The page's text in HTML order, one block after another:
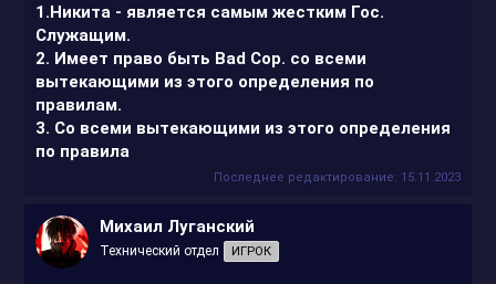
1.Никита - является самым жестким Гос.
Служащим.
2. Имеет право быть Bad Cop. со всеми
вытекающими из этого определения по
правилам.
3. Со всеми вытекающими из этого определения
по правила
Последнее редактирование: 15.11.2023
Михаил Луганский
Технический отдел ИГРОК